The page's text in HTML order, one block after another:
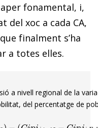
fonamental, i,
xoc a cada CA,
finalment s’ha
a totes elles.
a nivell regional de la
del percentatge de
Gin , in F